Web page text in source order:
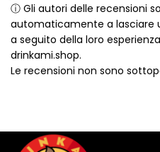
ⓘ Gli autori delle recensioni
automaticamente a lasciare
a seguito della loro
drinkami.shop.
Le recensioni non sono